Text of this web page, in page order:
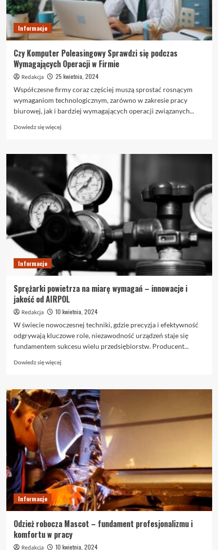
Informacje
Czy Komputer Poleasingowy Sprawdzi się podczas
Wymagających Operacji w Firmie
Redakcja
25 kwietnia, 2024
Współczesne firmy coraz częściej muszą sprostać rosnącym
wymaganiom technologicznym, zarówno w zakresie pracy
biurowej, jak i bardziej wymagających operacji związanych...
Dowiedz się więcejDowiedz
o
Czy
Komputer
Poleasingowy
Sprawdzi
się
podczas
Wymagających
Operacji
Informacje
Sprężarki powietrza na miarę wymagań – innowacje i
jakość od AIRPOL
Redakcja
10 kwietnia, 2024
W świecie nowoczesnej techniki, gdzie precyzja i efektywność
odgrywają kluczowe role, niezawodność urządzeń staje się
fundamentem sukcesu wielu przedsiębiorstw. Producent...
Dowiedz się więcejDowiedz
o
Sprężarki
powietrza
na
miarę
wymagań
–
innowacje
i
jakość
od
AIRPOL
Informacje
Odzież robocza Mascot – fundament profesjonalizmu i
komfortu w pracy
Redakcja 10 kwietnia, 2024